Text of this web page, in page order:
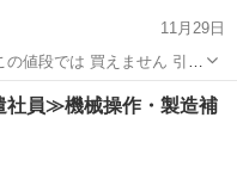
11月29日
段では 買えません 引っ
した。 洗濯して綺麗な状
サイクルショップでは、
ヨギボー
員≫機械操作・製造補